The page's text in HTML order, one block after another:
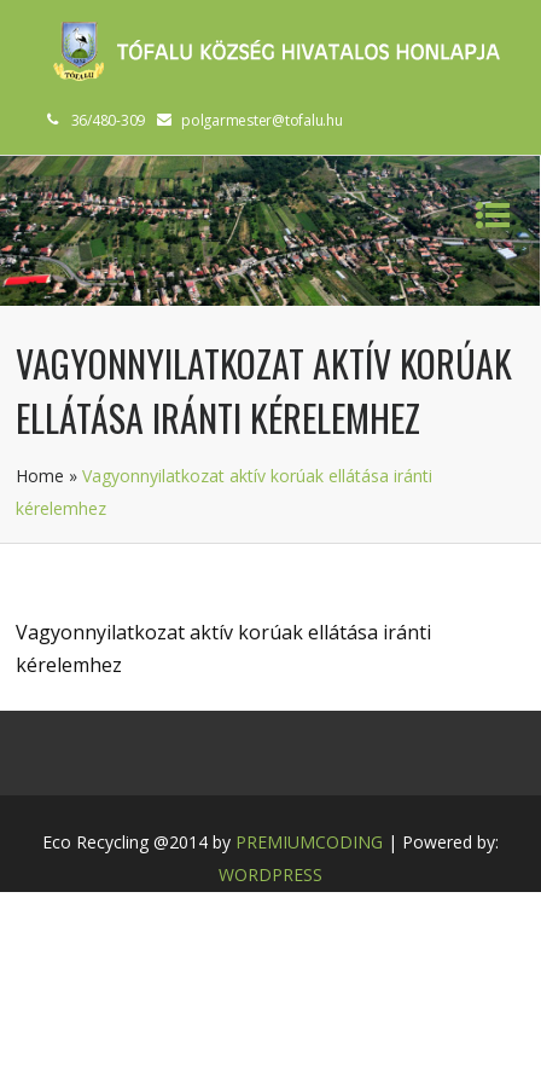
36/480-309 polgarmester@tofalu.hu
VAGYONNYILATKOZAT AKTÍV KORÚAK
ELLÁTÁSA IRÁNTI KÉRELEMHEZ
Home »Vagyonnyilatkozat aktív korúak ellátása iránti
kérelemhez
Vagyonnyilatkozat aktív korúak ellátása iránti
kérelemhez
Eco Recycling @2014 by PREMIUMCODING | Powered by:
WORDPRESS